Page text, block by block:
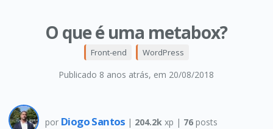
O que é uma metabox?
Publicado 8 anos atrás, em 20/08/2018
Front-end WordPress
por Diogo Santos | 204.2k xp | 76 posts